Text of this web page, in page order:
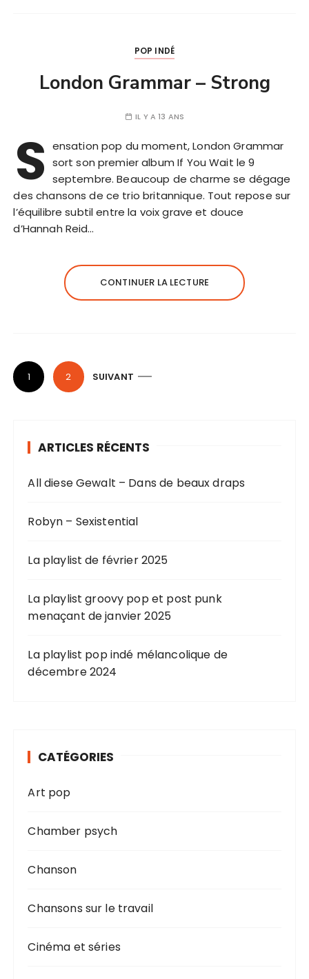
POP INDÉ
London Grammar – Strong
IL Y A 13 ANS
S ensation pop du moment, London Grammar
sort son premier album If You Wait le 9
septembre. Beaucoup de charme se dégage
des chansons de ce trio britannique. Tout repose sur
l’équilibre subtil entre la voix grave et douce
d’Hannah Reid…
CONTINUER LA LECTURE
P
a 1 2 SUIVANT
ARTICLES RÉCENTS
All diese Gewalt – Dans de beaux draps
Robyn – Sexistential
La playlist de février 2025
La playlist groovy pop et post punk
menaçant de janvier 2025
La playlist pop indé mélancolique de
décembre 2024
CATÉGORIES
Art pop
Chamber psych
Chanson
Chansons sur le travail
Cinéma et séries